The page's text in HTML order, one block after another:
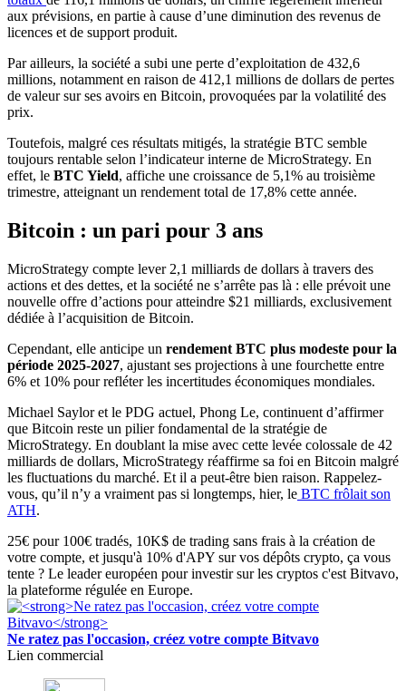
aux prévisions, en partie à cause d’une diminution des revenus de
licences et de support produit.
Par ailleurs, la société a subi une perte d’exploitation de 432,6
millions, notamment en raison de 412,1 millions de dollars de pertes
de valeur sur ses avoirs en Bitcoin, provoquées par la volatilité des
prix.
Toutefois, malgré ces résultats mitigés, la stratégie BTC semble
toujours rentable selon l’indicateur interne de MicroStrategy. En
effet, le BTC Yield, affiche une croissance de 5,1% au troisième
trimestre, atteignant un rendement total de 17,8% cette année.
Bitcoin : un pari pour 3 ans
MicroStrategy compte lever 2,1 milliards de dollars à travers des
actions et des dettes, et la société ne s’arrête pas là : elle prévoit une
nouvelle offre d’actions pour atteindre $21 milliards, exclusivement
dédiée à l’acquisition de Bitcoin.
Cependant, elle anticipe un rendement BTC plus modeste pour la
période 2025-2027, ajustant ses projections à une fourchette entre
6% et 10% pour refléter les incertitudes économiques mondiales.
Michael Saylor et le PDG actuel, Phong Le, continuent d’affirmer
que Bitcoin reste un pilier fondamental de la stratégie de
MicroStrategy. En doublant la mise avec cette levée colossale de 42
milliards de dollars, MicroStrategy réaffirme sa foi en Bitcoin malgré
les fluctuations du marché. Et il a peut-être bien raison. Rappelez-
vous, qu’il n’y a vraiment pas si longtemps, hier, le BTC frôlait son
ATH.
25€ pour 100€ tradés, 10K$ de trading sans frais à la création de
votre compte, et jusqu'à 10% d'APY sur vos dépôts crypto, ça vous
tente ? Le leader européen pour investir sur les cryptos c'est Bitvavo,
la plateforme régulée en Europe.
Ne ratez pas l'occasion, créez votre compte Bitvavo
Lien commercial